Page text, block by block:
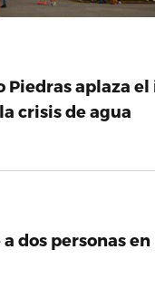
Piedras aplaza
crisis de agua
dos personas en